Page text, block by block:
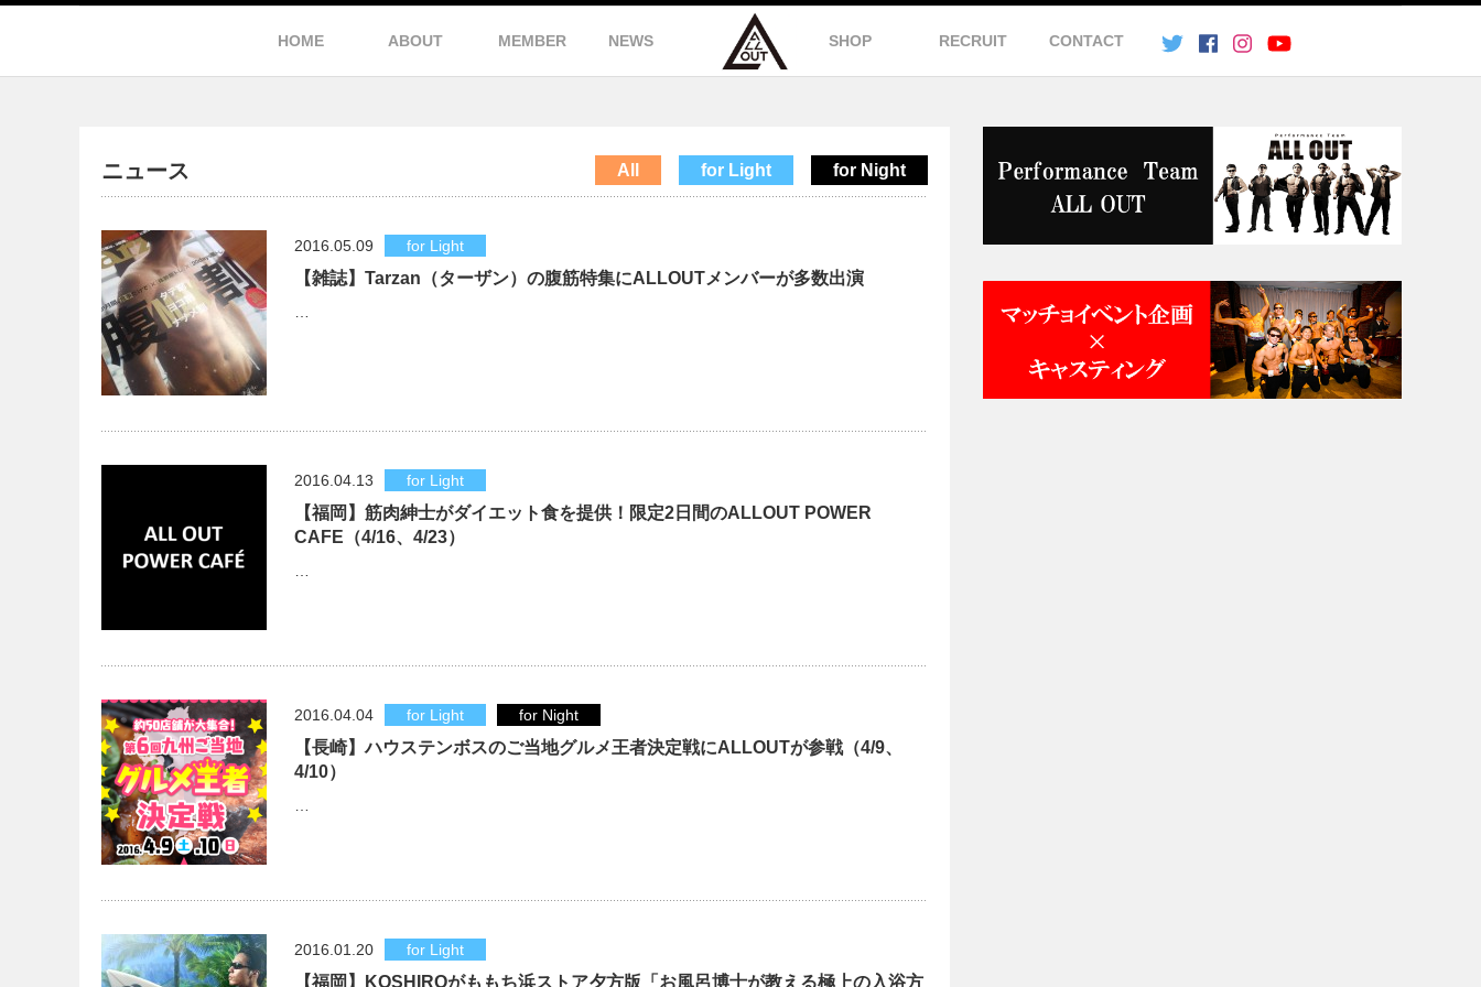
HOME ABOUT MEMBER NEWS SHOP RECRUIT CONTACT
ニュース All for Light for Night
2016.05.09 for Light
【雑誌】Tarzan（ターザン）の腹筋特集にALLOUTメンバーが多数出演
2016.04.13 for Light
【福岡】筋肉紳士がダイエット食を提供！限定2日間のALLOUT POWER
CAFE（4/16、4/23）
2016.04.04 for Light for Night
【長崎】ハウステンボスのご当地グルメ王者決定戦にALLOUTが参戦（4/9、
4/10）
2016.01.20 for Light
【福岡】KOSHIROがももち浜ストア夕方版「お風呂博士が教える極上の入浴方